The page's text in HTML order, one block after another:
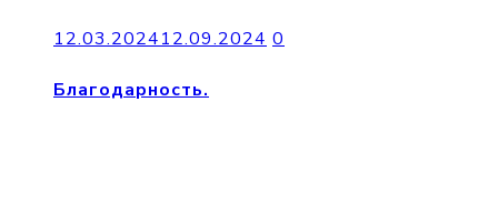
12.03.202412.09.2024 0
Благодарность.